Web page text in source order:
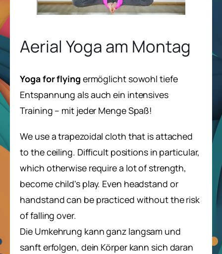
Aerial Yoga am Montag
Yoga for flying ermöglichtsowohl tiefe
Entspannung als auch ein intensives
Training – mit jeder Menge Spaß!
We use a trapezoidal cloth that is attached
to the ceiling. Difficult positions in particular,
which otherwise require a lot of strength,
become child's play. Even headstand or
handstand can be practiced without the risk
of falling over.
Die Umkehrung kann ganz langsam und
sanft erfolgen, dein Körper kann sich daran